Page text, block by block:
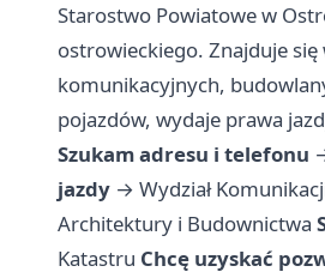
Starostwo Powiatowe w
ostrowieckiego. Znajduje
komunikacyjnych,
pojazdów, wydaje prawa
Szukam adresu i telefonu
jazdy → Wydział
Architektury i Budownictwa
Katastru Chcę uzyskać